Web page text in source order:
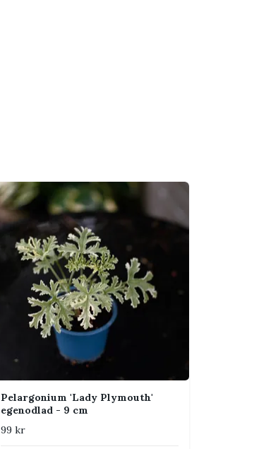
Pelargonium 'Lady Plymouth'
egenodlad - 9 cm
99 kr